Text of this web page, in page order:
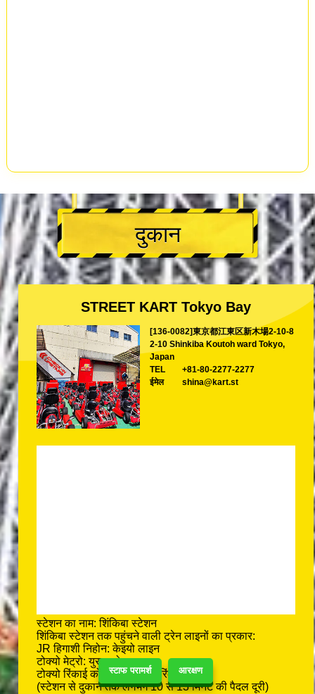
स्टाफ परामर्श आरक्षण
दुकान
STREET KART Tokyo Bay
[136-0082]東京都江東区新木場2-10-8
2-10 Shinkiba Koutoh ward Tokyo,
Japan
TEL
+81-80-2277-2277
ईमेल
shina@kart.st
स्टेशन का नाम: शिंकिबा स्टेशन
शिंकिबा स्टेशन तक पहुंचने वाली ट्रेन लाइनों का प्रकार:
JR हिगाशी निहोन: केइयो लाइन
टोक्यो मेट्रो: युराकुचो लाइन
टोक्यो रिंकाई कोसोको टेस्टूडो: रिंकाई लाइन
(स्टेशन से दुकान तक लगभग 10 से 13 मिनट की पैदल दूरी)